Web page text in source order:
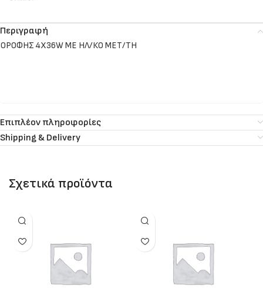
Περιγραφή
ΟΡΟΦΗΣ 4Χ36W ΜΕ ΗΛ/ΚΟ ΜΕΤ/ΤΗ
Επιπλέον πληροφορίες
Shipping & Delivery
Σχετικά προϊόντα